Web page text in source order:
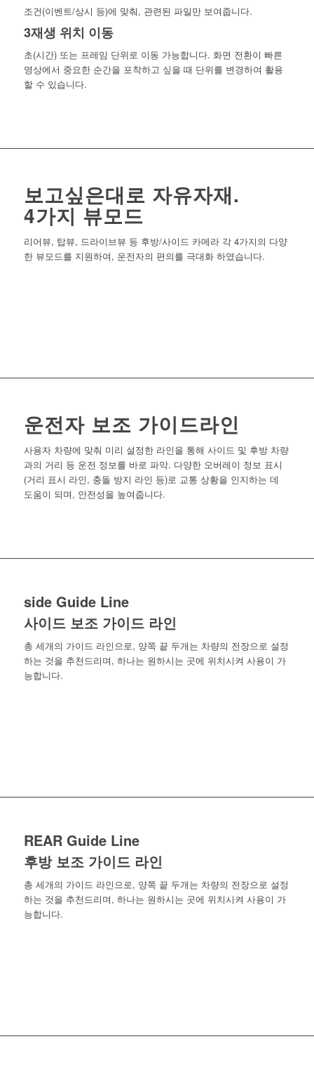
조건(이벤트/상시 등)에 맞춰, 관련된 파일만 보여줍니다.
3재생 위치 이동
초(시간) 또는 프레임 단위로 이동 가능합니다. 화면 전환이 빠른
영상에서 중요한 순간을 포착하고 싶을 때 단위를 변경하여 활용
할 수 있습니다.
보고싶은대로 자유자재.
4가지 뷰모드
리어뷰, 탑뷰, 드라이브뷰 등 후방/사이드 카메라 각 4가지의 다양
한 뷰모드를 지원하여, 운전자의 편의를 극대화 하였습니다.
운전자 보조 가이드라인
사용자 차량에 맞춰 미리 설정한 라인을 통해 사이드 및 후방 차량
과의 거리 등 운전 정보를 바로 파악. 다양한 오버레이 정보 표시
(거리 표시 라인, 충돌 방지 라인 등)로 교통 상황을 인지하는 데
도움이 되며, 안전성을 높여줍니다.
side Guide Line
사이드 보조 가이드 라인
총 세개의 가이드 라인으로, 양쪽 끝 두개는 차량의 전장으로 설정
하는 것을 추천드리며, 하나는 원하시는 곳에 위치시켜 사용이 가
능합니다.
REAR Guide Line
후방 보조 가이드 라인
총 세개의 가이드 라인으로, 양쪽 끝 두개는 차량의 전장으로 설정
하는 것을 추천드리며, 하나는 원하시는 곳에 위치시켜 사용이 가
능합니다.